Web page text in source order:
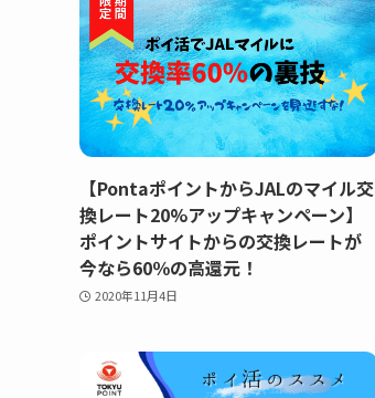
【PontaポイントからJALのマイル交
換レート20%アップキャンペーン】
ポイントサイトからの交換レートが
今なら60％の高還元！
2020年11月4日